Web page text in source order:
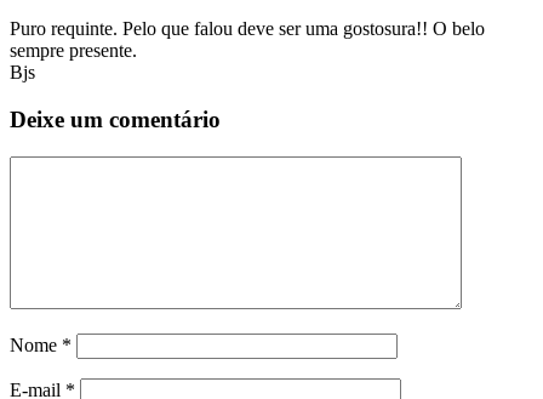
Puro requinte. Pelo que falou deve ser uma gostosura!! O belo
sempre presente.
Bjs
Deixe um comentário
Nome *
E-mail *